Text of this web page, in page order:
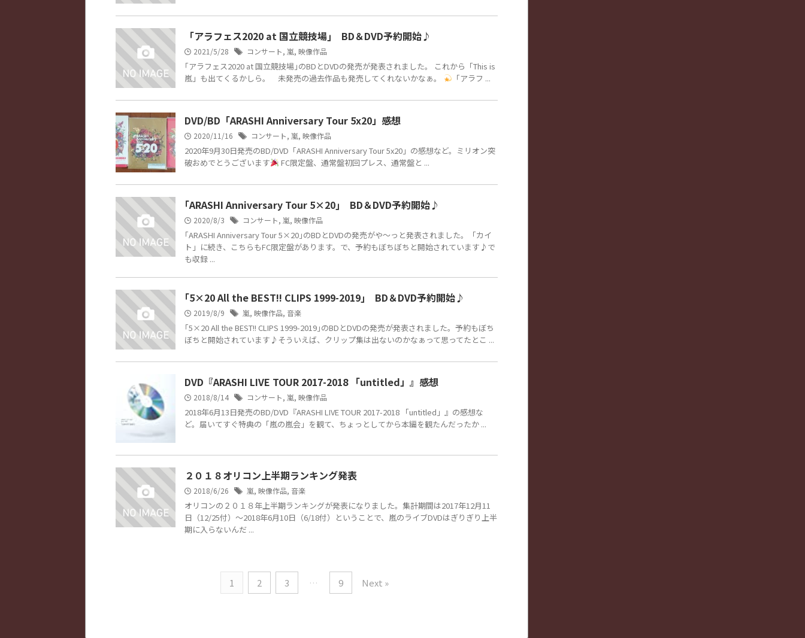
「アラフェス2020 at 国立競技場｣ BD＆DVD予約開始♪
2021/5/28 コンサート, 嵐, 映像作品
｢アラフェス2020 at 国立競技場｣のBDとDVDの発売が発表されました。 これから「This is
嵐」も出てくるかしら。 未発売の過去作品も発売してくれないかなぁ。
「アラフ ...
DVD/BD「ARASHI Anniversary Tour 5x20」感想
2020/11/16 コンサート, 嵐, 映像作品
2020年9月30日発売のBD/DVD「ARASHI Anniversary Tour 5x20」の感想など。ミリオン突
破おめでとうございます
FC限定盤、通常盤初回プレス、通常盤と ...
｢ARASHI Anniversary Tour 5×20｣ BD＆DVD予約開始♪
2020/8/3 コンサート, 嵐, 映像作品
｢ARASHI Anniversary Tour 5×20｣のBDとDVDの発売がや～っと発表されました。「カイ
ト」に続き、こちらもFC限定盤があります。で、予約もぼちぼちと開始されています♪で
も収録 ...
｢5×20 All the BEST!! CLIPS 1999-2019｣ BD＆DVD予約開始♪
2019/8/9 嵐, 映像作品, 音楽
｢5×20 All the BEST!! CLIPS 1999-2019｣のBDとDVDの発売が発表されました。予約もぼち
ぼちと開始されています♪そういえば、クリップ集は出ないのかなぁって思ってたとこ ...
DVD『ARASHI LIVE TOUR 2017-2018 「untitled」』感想
2018/8/14 コンサート, 嵐, 映像作品
2018年6月13日発売のBD/DVD『ARASHI LIVE TOUR 2017-2018 「untitled」』の感想な
ど。届いてすぐ特典の「嵐の嵐会」を観て、ちょっとしてから本編を観たんだったか ...
２０１８オリコン上半期ランキング発表
2018/6/26 嵐, 映像作品, 音楽
オリコンの２０１８年上半期ランキングが発表になりました。集計期間は2017年12月11
日（12/25付）～2018年6月10日（6/18付）ということで、嵐のライブDVDはぎりぎり上半
期に入らないんだ ...
1 2 3 … 9 Next »